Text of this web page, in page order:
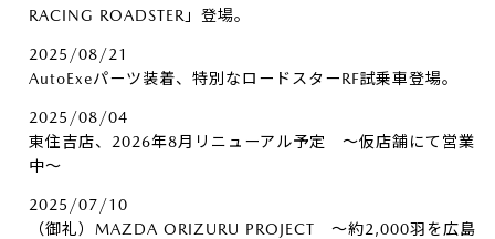
RACING ROADSTER」登場。
2025/08/21
AutoExeパーツ装着、特別なロードスターRF試乗車登場。
2025/08/04
東住吉店、2026年8月リニューアル予定 ～仮店舗にて営業
中～
2025/07/10
（御礼）MAZDA ORIZURU PROJECT ～約2,000羽を広島